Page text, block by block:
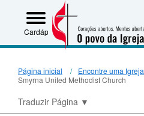
Cardápio
Página inicial
Encontre uma Igreja
Smyrna United Methodist Church
Traduzir Página ▼